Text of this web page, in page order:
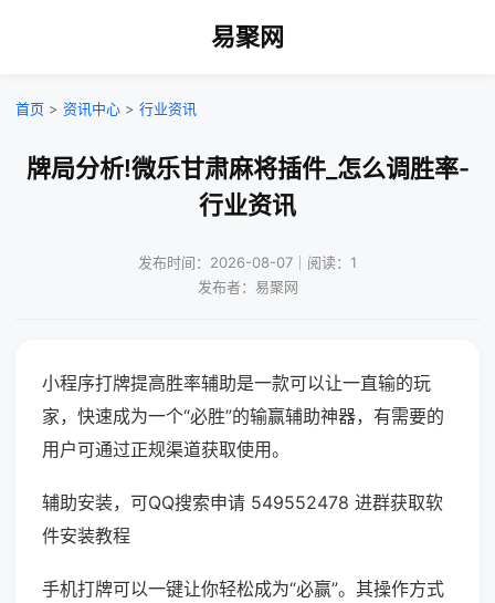
易聚网
首页 > 资讯中心 > 行业资讯
牌局分析!微乐甘肃麻将插件_怎么调胜率-
行业资讯
发布时间：2026-08-07｜阅读：1
发布者：易聚网
小程序打牌提高胜率辅助是一款可以让一直输的玩
家，快速成为一个“必胜”的输赢辅助神器，有需要的
用户可通过正规渠道获取使用。
辅助安装，可QQ搜索申请 549552478 进群获取软
件安装教程
手机打牌可以一键让你轻松成为“必赢”。其操作方式